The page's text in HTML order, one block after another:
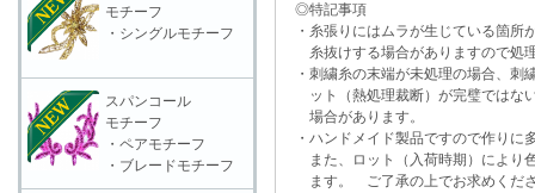
◎特記事項
・糸張りにはムラが生じている箇所
糸抜けする場合がありますので処
・刺繍糸の末端が未処理の場合、刺
ット（熱処理裁断）が完璧ではな
場合があります。
・ハンドメイド製品ですので作りに
また、ロット（入荷時期）により
ます。 ご了承の上でお求めくだ
モチーフ
・シングルモチーフ
スパンコール
モチーフ
・ペアモチーフ
・ブレードモチーフ